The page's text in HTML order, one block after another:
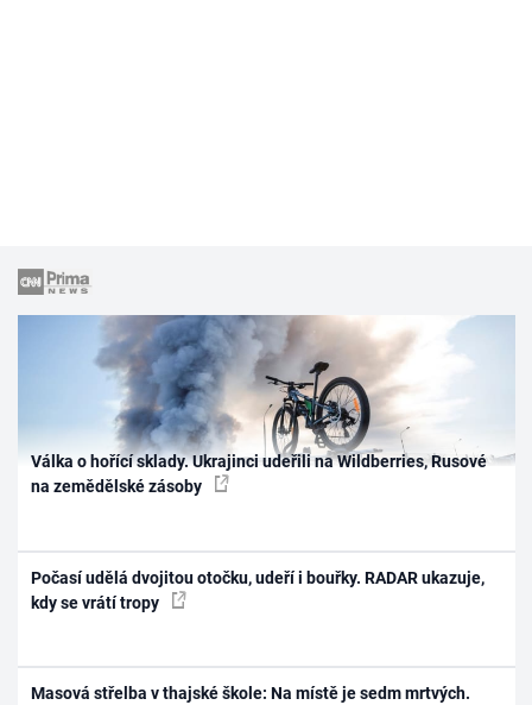
Válka o hořící sklady. Ukrajinci udeřili na Wildberries, Rusové
na zemědělské zásoby
Počasí udělá dvojitou otočku, udeří i bouřky. RADAR ukazuje,
kdy se vrátí tropy
Masová střelba v thajské škole: Na místě je sedm mrtvých.